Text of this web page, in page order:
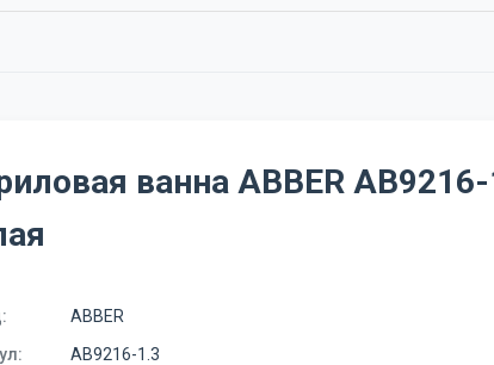
ванна ABBER
ABBER
AB9216-1.3